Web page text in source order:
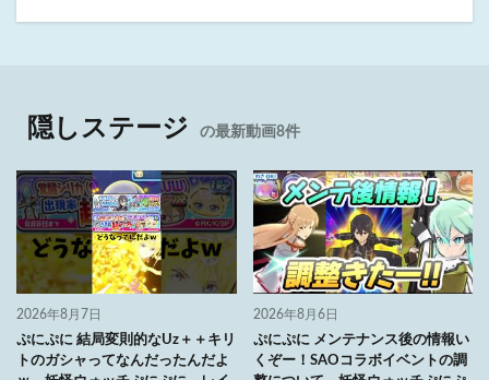
隠しステージ の最新動画8件
2026年8月7日
ぷにぷに 結局変則的なUz＋＋キリ
トのガシャってなんだったんだよ
2026年8月6日
ぷにぷに メンテナンス後の情報い
くぞー！SAOコラボイベントの調